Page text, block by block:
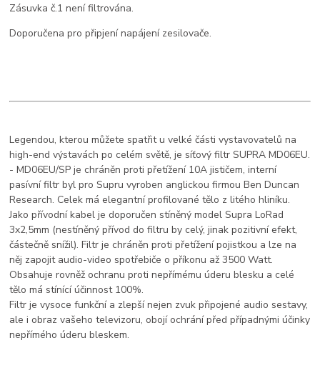
Zásuvka č.1 není filtrována.
Doporučena pro připjení napájení zesilovače.
Legendou, kterou můžete spatřit u velké části vystavovatelů na
high-end výstavách po celém světě, je síťový filtr SUPRA MD06EU.
- MD06EU/SP je chráněn proti přetížení 10A jističem, interní
pasívní filtr byl pro Supru vyroben anglickou firmou Ben Duncan
Research. Celek má elegantní profilované tělo z litého hliníku.
Jako přívodní kabel je doporučen stíněný model Supra LoRad
3x2,5mm (nestíněný přívod do filtru by celý, jinak pozitivní efekt,
částečně snížil). Filtr je chráněn proti přetížení pojistkou a lze na
něj zapojit audio-video spotřebiče o příkonu až 3500 Watt.
Obsahuje rovněž ochranu proti nepřímému úderu blesku a celé
tělo má stínící účinnost 100%.
Filtr je vysoce funkční a zlepší nejen zvuk připojené audio sestavy,
ale i obraz vašeho televizoru, obojí ochrání před případnými účinky
nepřímého úderu bleskem.